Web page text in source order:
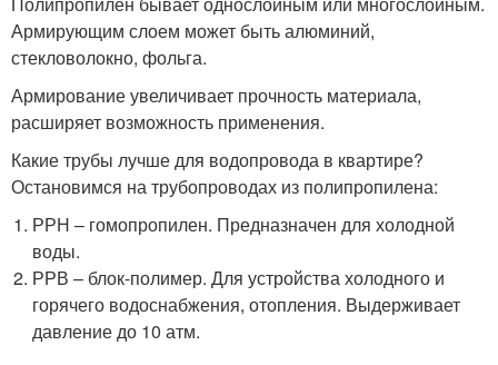
Армирующим слоем может быть алюминий,
стекловолокно, фольга.
Армирование увеличивает прочность материала,
расширяет возможность применения.
Какие трубы лучше для водопровода в квартире?
Остановимся на трубопроводах из полипропилена:
РРН – гомопропилен. Предназначен для холодной
воды.
РРВ – блок-полимер. Для устройства холодного и
горячего водоснабжения, отопления. Выдерживает
давление до 10 атм.